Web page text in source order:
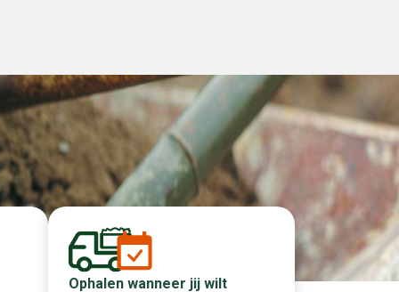
Ophalen wanneer jij wilt